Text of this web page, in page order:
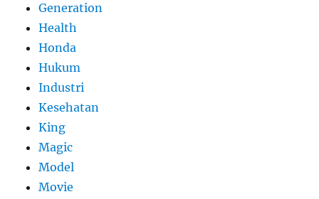
Generation
Health
Honda
Hukum
Industri
Kesehatan
King
Magic
Model
Movie